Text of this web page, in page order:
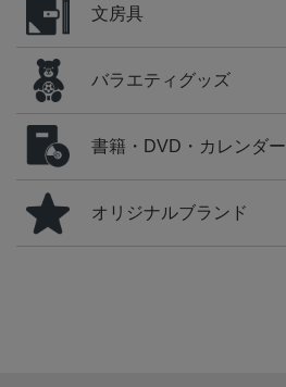
文房具
バラエティグッズ
書籍・DVD・カレンダー
オリジナルブランド